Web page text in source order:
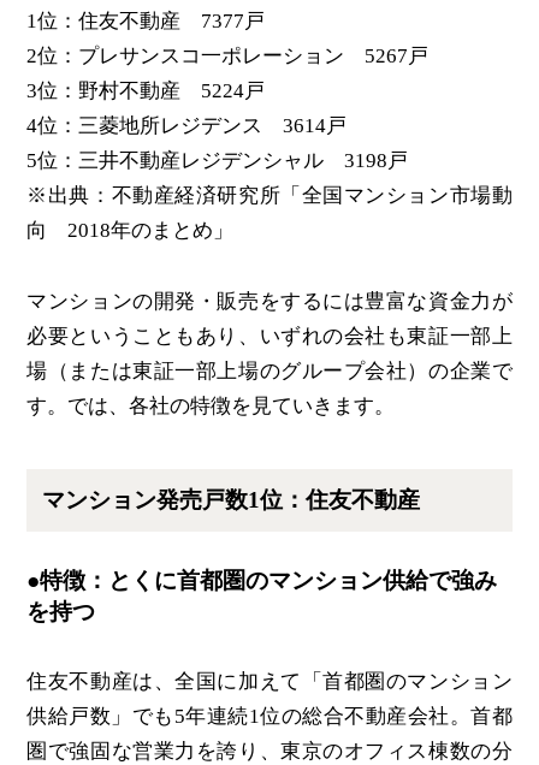
1位：住友不動産 7377戸
2位：プレサンスコ一ポレーション 5267戸
3位：野村不動産 5224戸
4位：三菱地所レジデンス 3614戸
5位：三井不動産レジデンシャル 3198戸
※出典：不動産経済研究所「全国マンション市場動
向 2018年のまとめ」
マンションの開発・販売をするには豊富な資金力が
必要ということもあり、いずれの会社も東証一部上
場（または東証一部上場のグループ会社）の企業で
す。では、各社の特徴を見ていきます。
マンション発売戸数1位：住友不動産
●特徴：とくに首都圏のマンション供給で強み
を持つ
住友不動産は、全国に加えて「首都圏のマンション
供給戸数」でも5年連続1位の総合不動産会社。首都
圏で強固な営業力を誇り、東京のオフィス棟数の分